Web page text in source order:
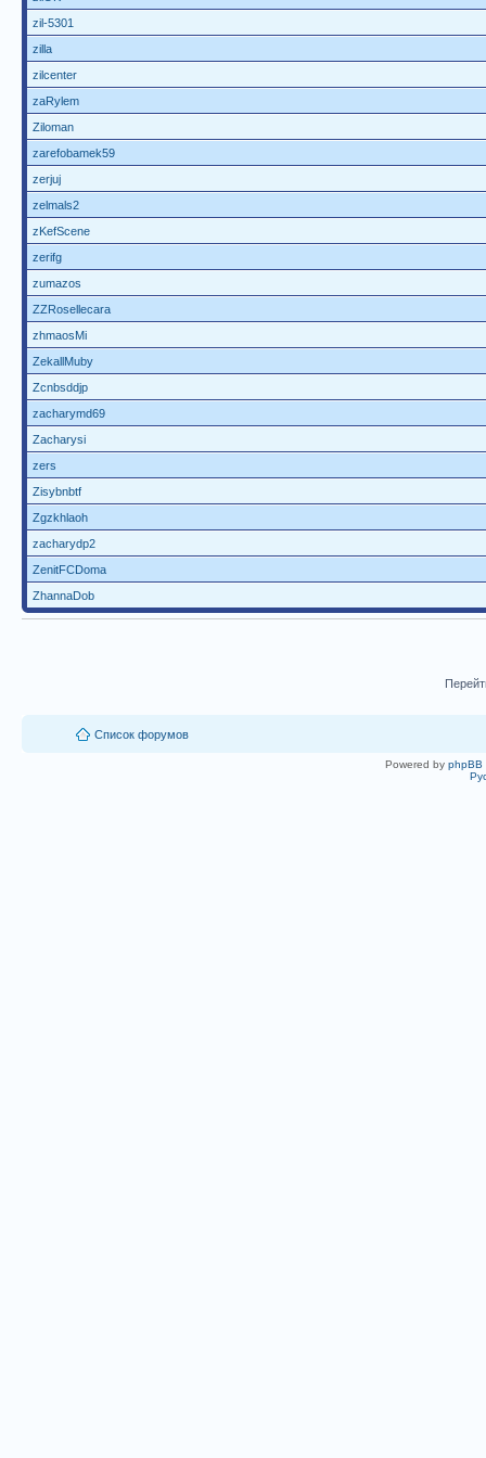
zil-5301
zilla
zilcenter
zaRylem
Ziloman
zarefobamek59
zerjuj
zelmals2
zKefScene
zerifg
zumazos
ZZRosellecara
zhmaosMi
ZekallMuby
Zcnbsddjp
zacharymd69
Zacharysi
zers
Zisybnbtf
Zgzkhlaoh
zacharydp2
ZenitFCDoma
ZhannaDob
Список форумов
Powered by phpBB